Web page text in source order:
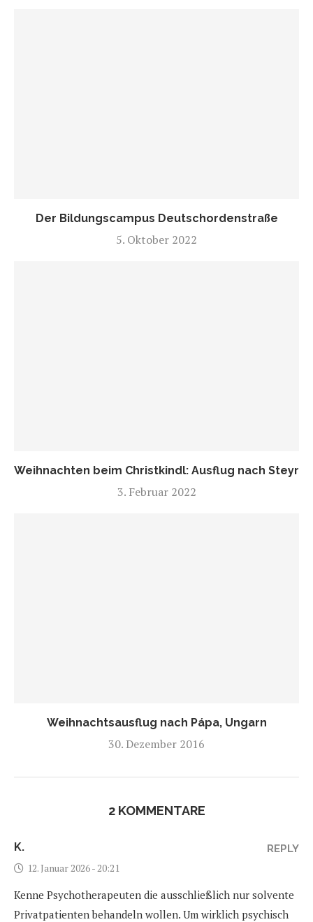
Der Bildungscampus Deutschordenstraße
5. Oktober 2022
Weihnachten beim Christkindl: Ausflug nach Steyr
3. Februar 2022
Weihnachtsausflug nach Pápa, Ungarn
30. Dezember 2016
2 KOMMENTARE
K.
12. Januar 2026 - 20:21
Kenne Psychotherapeuten die ausschließlich nur solvente
Privatpatienten behandeln wollen. Um wirklich psychisch
REPLY